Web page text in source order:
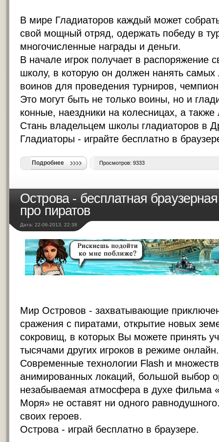
В мире Гладиаторов каждый может
свой мощный отряд, одержать победу в
многочисленные награды и деньги.
В начале игрок получает в распоряжение
школу, в которую он должен нанять
воинов для проведения турниров,
Это могут быть не только воины, но и
конные, наездники на колесницах, а также
Стань владельцем школы гладиаторов в
Гладиаторы - играйте бесплатно в
Подробнее Просмотров: 9333
Острова - бесплатная
про пиратов
Дата: 22-06-2013, 22:38
Мир Островов - захватывающие
сражения с пиратами, открытие новых
сокровищ, в которых Вы можете принять
тысячами других игроков в режиме онлайн.
Современные технологии Flash и
анимированных локаций, большой выбор
незабываемая атмосфера в духе фильма
Моря» не оставят ни одного
своих героев.
Острова - играй бесплатно в браузере.